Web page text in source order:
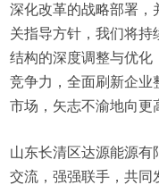
深化改革的战略部署，
关指导方针，我们将持
结构的深度调整与优化
竞争力，全面刷新企业
市场，矢志不渝地向更
山东长清区达源能源
交流，强强联手，共同